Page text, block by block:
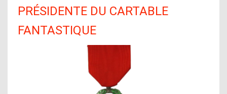
PRÉSIDENTE DU CARTABLE
FANTASTIQUE